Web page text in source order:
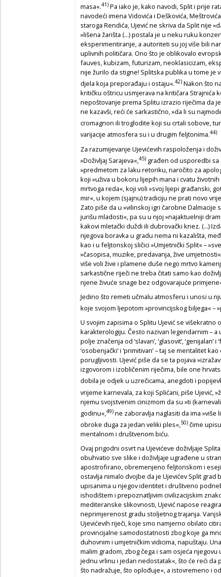
masa«.41) Pa iako je, kako navodi, Split i prije
navodeći imena Vidovića i Deškovića,
staroga Rendića, Ujević ne skriva da Split nije
»lišena žarišta (...) postala je u neku ruku
eksperimentiranje, a autoriteti su joj više bili
uplivnih političara. Ono što je oblikovalo
fauves, kubizam, futurizam, neoklasicizam,
nije žurilo da stigne! Splitska publika u tome je
djela koja preporađaju i ostaju«.42) Nakon što
kritičku oštricu usmjerava na kritičara Strajnića
nepoštovanje prema Splitu izrazio riječima da
ne kazavši, reći će sarkastično, »da li su
cromagnon ili troglodite koji su crtali sobove,
varijacije atmosfera su i u drugim feljtonima.44)
Za razumijevanje Ujevićevih raspoloženja i
»Doživljaj Sarajeva«,45) građen od usporedbi sa
»predmetom za laku retoriku, naročito za
koji »uživa u bokoru lijepih mana i cvatu
mrtvoga reda«, koji voli »svoj lijepi građanski,
mir«, u kojem (sjajnu) tradiciju ne prati novo
Zato piše da u »vilinskoj igri čarobne
jurišu mladosti«, pa su u njoj »najaktuelniji
kakovi mletački duždi ili dubrovački knez. (...)
njegova boravka u gradu nema ni kazališta,
kao i u feljtonskoj sličici »Umjetnički Split« –
»časopisa, muzike, predavanja, žive
više voli žive i plamene duše nego mrtvo
sarkastične riječi ne treba čitati samo kao
njene živuće snage bez odgovarajuće
Jedino što remeti učmalu atmosferu i unosi u
koje svojom ljepotom »provincijskog biljega« –
U svojim zapisima o Splitu Ujević se
karakterologiju. Često nazivan legendarnim –
polje značenja od ‘slavan’, ‘glasovit’, ‘genijalan’ i
‘osobenjački’ i ‘primitivan’ – taj se mentalitet
porugljivosti. Ujević piše da se ta pojava
izgovorom i izobličenim riječima, bile one
dobila je odjek u uzrečicama, anegdoti i
vrijeme karnevala, za koji Splićani, piše Ujević,
njemu svojstvenim cinizmom da su »ti
godinu«,49) ne zaboravlja naglasiti da ima
obroke duga za jedan veliki ples«,50) čime
mentalnom i društvenom biću.
Ovaj prigodni osvrt na Ujevićeve doživljaje
obuhvatio sve slike i doživljaje ugrađene u
apostrofirano, obremenjeno feljtonskom i
ostavlja nimalo dvojbe da je Ujevićev Split
upisanima u njegov identitet i društveno
ishodištem i prepoznatljivim civilizacijskim
mediteranske slikovnosti, Ujević napose
neprimjerenost gradu stoljetnog trajanja.
Ujevićevih riječi, koje smo namjerno obilato
provincijalne samodostatnosti zbog koje ga
duhovnim i umjetničkim vidicima, napuštaju.
malim gradom, zbog čega i sam osjeća
jednu vrlinu i jedan nedostatak«, što će reći da
što nadražuje, što oplođuje«, a istovremeno i